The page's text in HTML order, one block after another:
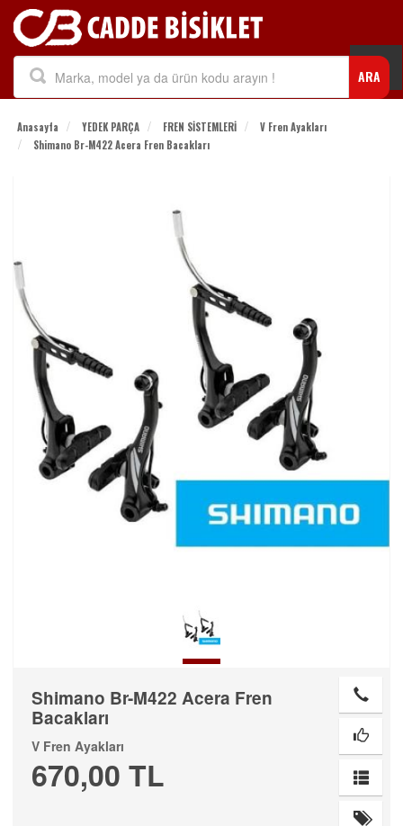
ARA
Anasayfa YEDEK PARÇA FREN SİSTEMLERİ
V Fren Ayakları
Shimano Br-M422 Acera Fren Bacakları
Shimano Br-M422 Acera Fren
Bacakları
V Fren Ayakları
670,00 TL